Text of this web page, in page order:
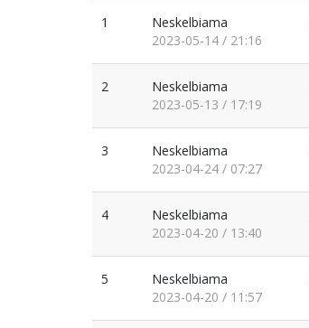
1
Neskelbiama
2023-05-14 / 21:16
2
Neskelbiama
2023-05-13 / 17:19
3
Neskelbiama
2023-04-24 / 07:27
4
Neskelbiama
2023-04-20 / 13:40
5
Neskelbiama
2023-04-20 / 11:57